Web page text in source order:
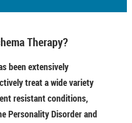
Therapy?
been extensively
treat a wide variety
resistant conditions,
Personality Disorder and